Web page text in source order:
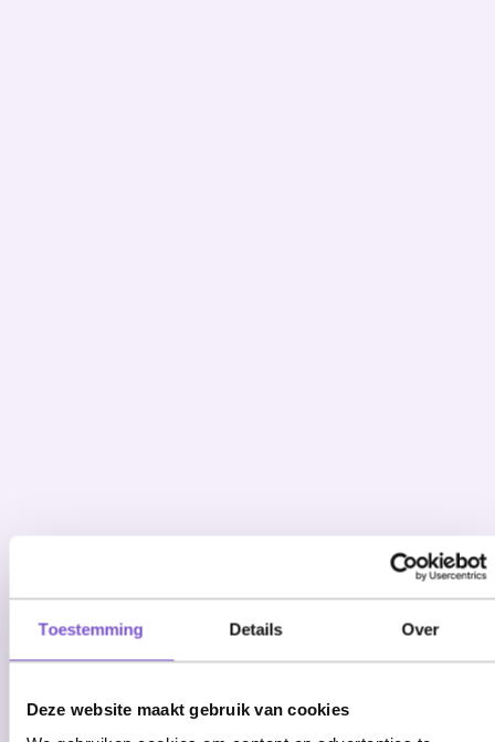
Toestemming Details Over
Deze website maakt gebruik van cookies